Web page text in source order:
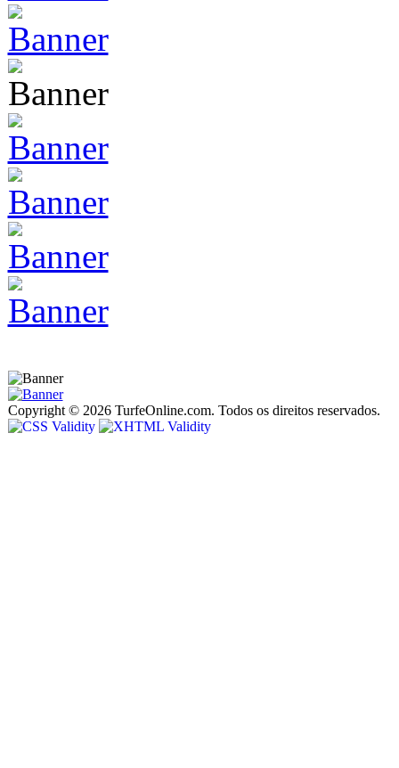
Copyright © 2026 TurfeOnline.com. Todos os direitos reservados.